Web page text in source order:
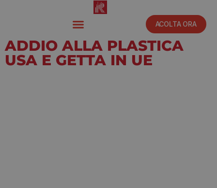
ACOLTA ORA
ADDIO ALLA PLASTICA
USA E GETTA IN UE